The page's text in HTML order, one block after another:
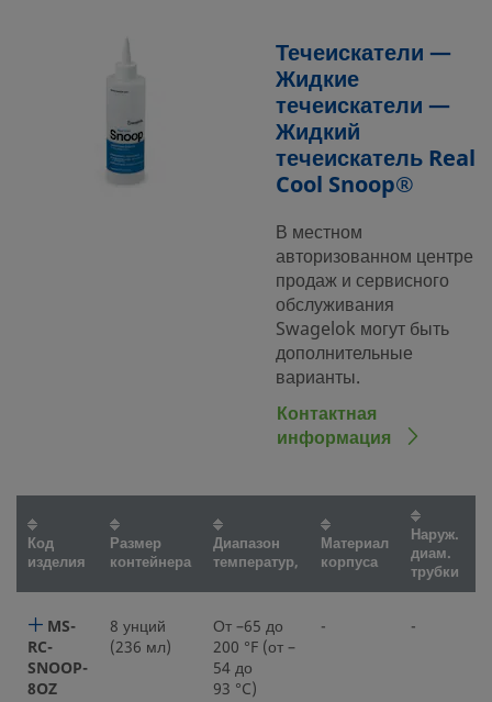
Течеискатели —
Жидкие
течеискатели —
Жидкий
течеискатель Real
Cool Snoop®
В местном
авторизованном центре
продаж и сервисного
обслуживания
Swagelok могут быть
дополнительные
варианты.
Контактная
информация
Код
изделия
Размер
контейнера
Диапазон
температур,
Материал
корпуса
Наруж.
диам.
трубки
MS-
RC-
SNOOP-
8OZ
8 унций
(236 мл)
От –65 до
200 °F (от –
54 до
93 °C)
- -